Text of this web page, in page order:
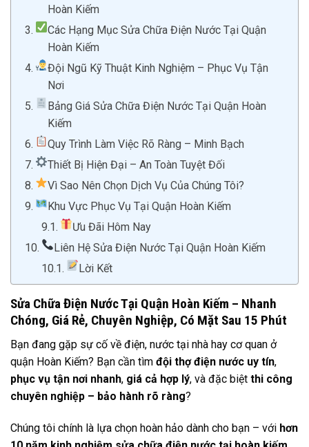
Hoàn Kiếm
Các Hạng Mục Sửa Chữa Điện Nước Tại Quận
Hoàn Kiếm
Đội Ngũ Kỹ Thuật Kinh Nghiệm – Phục Vụ Tận
Nơi
Bảng Giá Sửa Chữa Điện Nước Tại Quận Hoàn
Kiếm
Quy Trình Làm Việc Rõ Ràng – Minh Bạch
Thiết Bị Hiện Đại – An Toàn Tuyệt Đối
Vì Sao Nên Chọn Dịch Vụ Của Chúng Tôi?
Khu Vực Phục Vụ Tại Quận Hoàn Kiếm
Ưu Đãi Hôm Nay
Liên Hệ Sửa Điện Nước Tại Quận Hoàn Kiếm
Lời Kết
Sửa Chữa Điện Nước Tại Quận Hoàn Kiếm – Nhanh
Chóng, Giá Rẻ, Chuyên Nghiệp, Có Mặt Sau 15 Phút
Bạn đang gặp sự cố về điện, nước tại nhà hay cơ quan ở
quận Hoàn Kiếm? Bạn cần tìm đội thợ điện nước uy tín,
phục vụ tận nơi nhanh, giá cả hợp lý, và đặc biệt thi công
chuyên nghiệp – bảo hành rõ ràng?
Chúng tôi chính là lựa chọn hoàn hảo dành cho bạn – với hơn